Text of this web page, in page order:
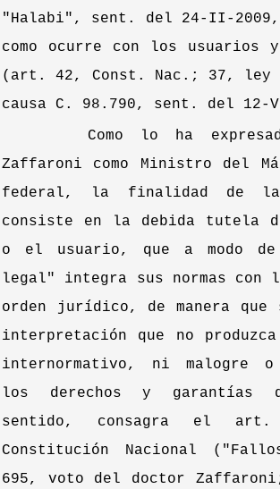
"Halabi", sent. del 24-II-
como ocurre con los usuarios y
(art. 42, Const. Nac.; 37, ley
causa C. 98.790, sent. del 12-
Como lo ha
Zaffaroni como Ministro del
federal, la finalidad de la
consiste en la debida tutela
o el usuario, que a modo
legal" integra sus normas con
orden jurídico, de manera que
interpretación que no
internormativo, ni malogre
los derechos y garantías
sentido, consagra el
Constitución Nacional
695, voto del doctor